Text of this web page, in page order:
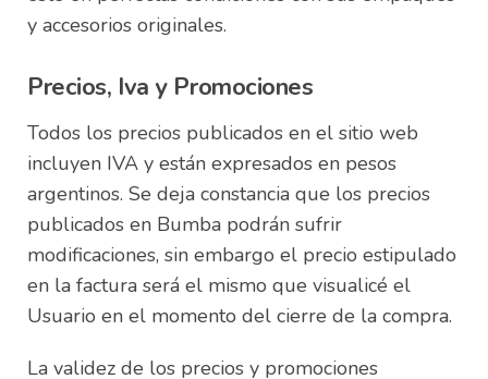
y accesorios originales.
Precios, Iva y Promociones
Todos los precios publicados en el sitio web
incluyen IVA y están expresados en pesos
argentinos. Se deja constancia que los precios
publicados en Bumba podrán sufrir
modificaciones, sin embargo el precio estipulado
en la factura será el mismo que visualicé el
Usuario en el momento del cierre de la compra.
La validez de los precios y promociones